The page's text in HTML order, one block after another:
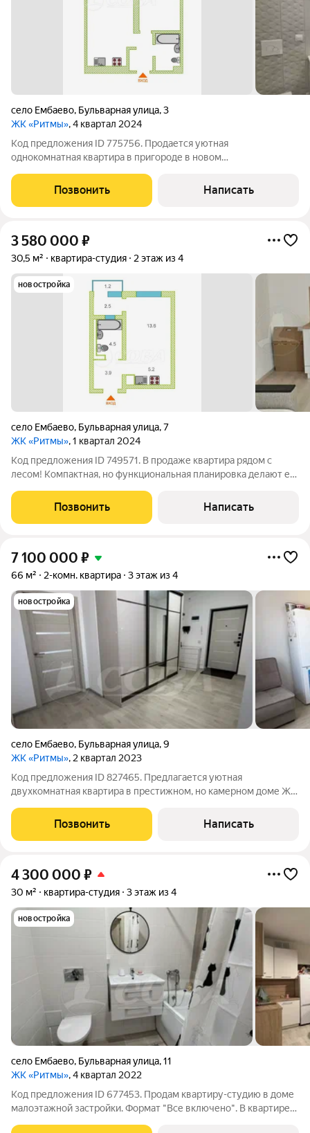
село Ембаево, Бульварная улица,3
ЖК «Ритмы», 4 квартал 2024
Код предложения ID 775756. Продается уютная
однокомнатная квартира в пригороде в новом
Современный ремонт, просторная кухня-гостиная и спальня.В
квартире выполнен современный качественный ремонт от
Позвонить Написать
3 580 000 ₽
30,5 м² квартира-студия 2 этаж из 4
новостройка
село Ембаево, Бульварная улица,7
ЖК «Ритмы», 1 квартал 2024
Код предложения ID 749571. В продаже квартира рядом с
лесом! Компактная, но функциональная планировка делают ее
Современный ремонт - напольное покрытие ламинат, обои под
покраску, натяжной
Позвонить Написать
7 100 000 ₽
66 м² 2-комн. квартира 3 этаж из 4
новостройка
село Ембаево, Бульварная улица,9
ЖК «Ритмы», 2 квартал 2023
Код предложения ID 827465. Предлагается уютная
двухкомнатная квартира в престижном, но камерном доме ЖК
можно сразу заезжать и жить. Очень удобная «распашонка»:
изолированные комнаты, просторная
Позвонить Написать
4 300 000 ₽
30 м² квартира-студия 3 этаж из 4
новостройка
село Ембаево, Бульварная улица,11
ЖК «Ритмы», 4 квартал 2022
Код предложения ID 677453. Продам квартиру-студию в доме
малоэтажной застройки. Формат "Все включено". В квартире